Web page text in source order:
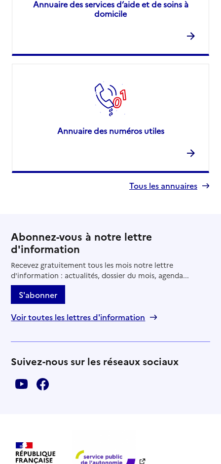
Annuaire des services d’aide et de soins à
domicile
Annuaire des numéros utiles
Tous les annuaires
Abonnez-vous à notre lettre
d'information
Recevez gratuitement tous les mois notre lettre
d'information : actualités, dossier du mois, agenda...
S'abonner
Voir toutes les lettres d'information
Suivez-nous sur les réseaux sociaux